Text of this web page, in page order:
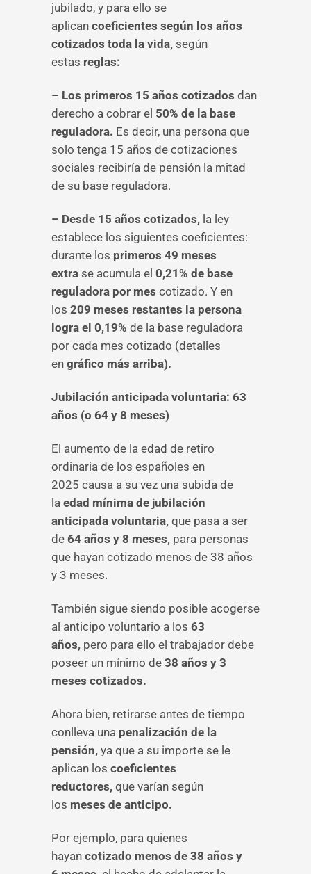
jubilado, y para ello se
aplican coeficientes según los años
cotizados toda la vida, según
estas reglas:
– Los primeros 15 años cotizados dan
derecho a cobrar el 50% de la base
reguladora. Es decir, una persona que
solo tenga 15 años de cotizaciones
sociales recibiría de pensión la mitad
de su base reguladora.
– Desde 15 años cotizados, la ley
establece los siguientes coeficientes:
durante los primeros 49 meses
extra se acumula el 0,21% de base
reguladora por mes cotizado. Y en
los 209 meses restantes la persona
logra el 0,19% de la base reguladora
por cada mes cotizado (detalles
en gráfico más arriba).
Jubilación anticipada voluntaria: 63
años (o 64 y 8 meses)
El aumento de la edad de retiro
ordinaria de los españoles en
2025 causa a su vez una subida de
la edad mínima de jubilación
anticipada voluntaria, que pasa a ser
de 64 años y 8 meses, para personas
que hayan cotizado menos de 38 años
y 3 meses.
También sigue siendo posible acogerse
al anticipo voluntario a los 63
años, pero para ello el trabajador debe
poseer un mínimo de 38 años y 3
meses cotizados.
Ahora bien, retirarse antes de tiempo
conlleva una penalización de la
pensión, ya que a su importe se le
aplican los coeficientes
reductores, que varían según
los meses de anticipo.
Por ejemplo, para quienes
hayan cotizado menos de 38 años y